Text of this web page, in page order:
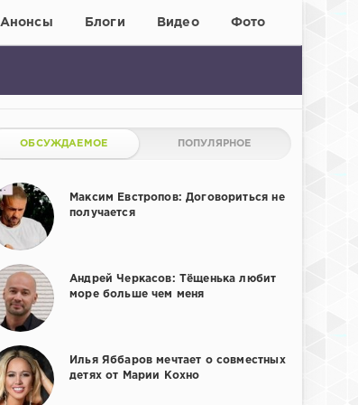
Анонсы Блоги Видео Фото
ОБСУЖДАЕМОЕ ПОПУЛЯРНОЕ
Максим Евстропов: Договориться не
получается
Андрей Черкасов: Тёщенька любит
море больше чем меня
Илья Яббаров мечтает о совместных
детях от Марии Кохно